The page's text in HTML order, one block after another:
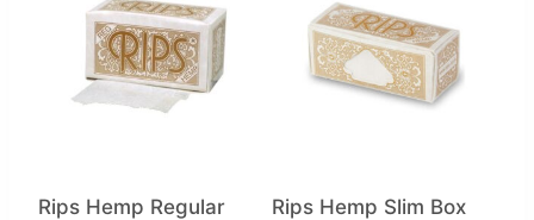
Rips Hemp Regular
Rips Hemp Slim Box